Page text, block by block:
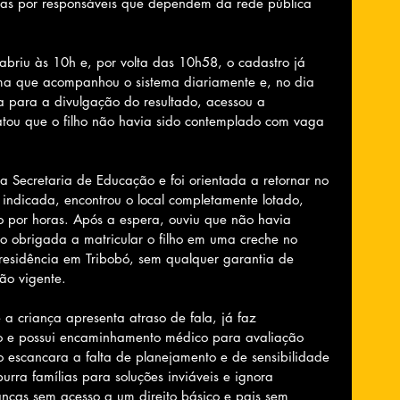
às 10h e, por volta das 10h58, o cadastro já
que acompanhou o sistema diariamente e, no dia
a divulgação do resultado, acessou a
que o filho não havia sido contemplado com vaga
Secretaria de Educação e foi orientada a retornar no
encontrou o local completamente lotado,
por horas. Após a espera, ouviu que não havia
obrigada a matricular o filho em uma creche no
em Tribobó, sem qualquer garantia de
vigente.
a criança apresenta atraso de fala, já faz
e possui encaminhamento médico para avaliação
escancara a falta de planejamento e de sensibilidade
famílias para soluções inviáveis e ignora
sem acesso a um direito básico e pais sem